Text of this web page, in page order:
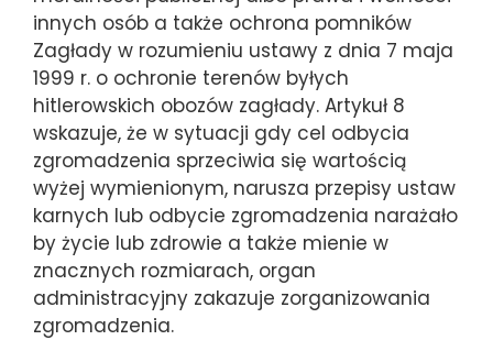
innych osób a także ochrona pomników
Zagłady w rozumieniu ustawy z dnia 7 maja
1999 r. o ochronie terenów byłych
hitlerowskich obozów zagłady. Artykuł 8
wskazuje, że w sytuacji gdy cel odbycia
zgromadzenia sprzeciwia się wartością
wyżej wymienionym, narusza przepisy ustaw
karnych lub odbycie zgromadzenia narażało
by życie lub zdrowie a także mienie w
znacznych rozmiarach, organ
administracyjny zakazuje zorganizowania
zgromadzenia.